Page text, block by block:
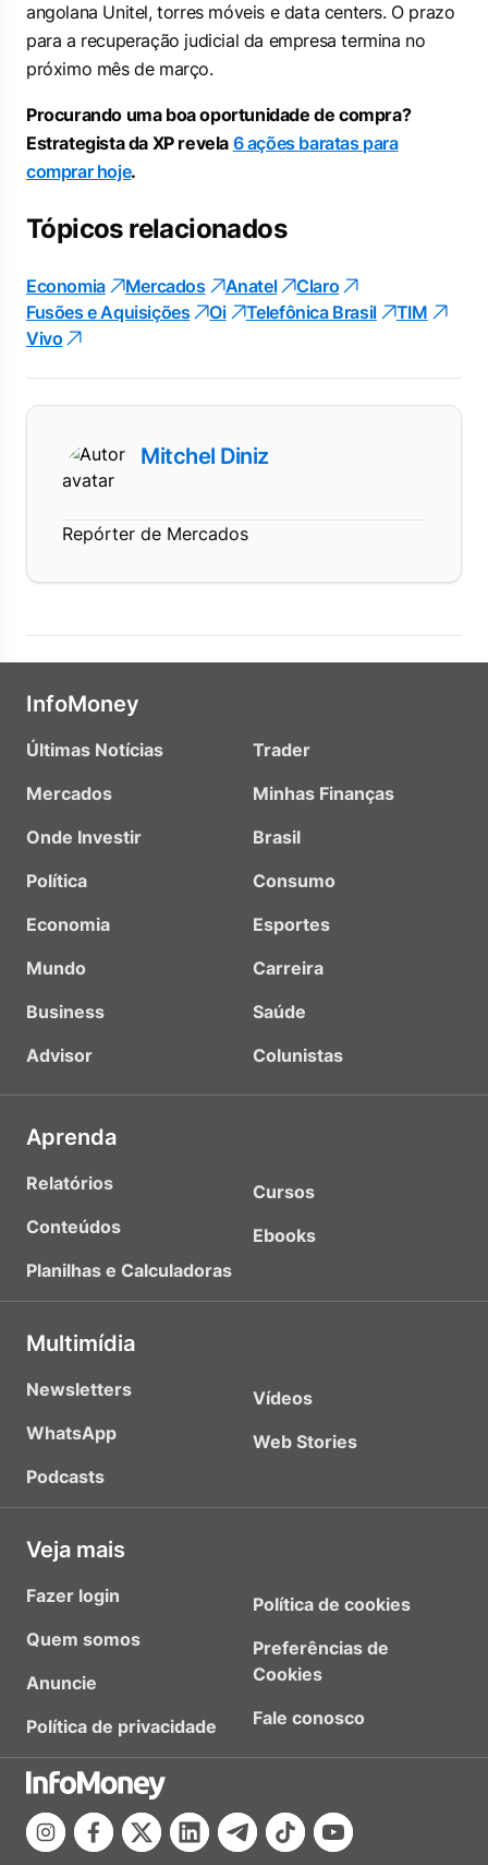
angolana Unitel, torres móveis e data centers. O prazo
para a recuperação judicial da empresa termina no
próximo mês de março.
Procurando uma boa oportunidade de compra?
Estrategista da XP revela 6 ações baratas para
comprar hoje.
Tópicos relacionados
Economia Mercados Anatel
Claro
Fusões e Aquisições
Oi Telefônica Brasil
TIM
Vivo
Mitchel Diniz
Repórter de Mercados
InfoMoney
Últimas Notícias
Mercados
Onde Investir
Política
Economia
Mundo
Business
Advisor
Trader
Minhas Finanças
Brasil
Consumo
Esportes
Carreira
Saúde
Colunistas
Aprenda
Relatórios
Conteúdos
Planilhas e Calculadoras
Cursos
Ebooks
Multimídia
Newsletters
WhatsApp
Podcasts
Vídeos
Web Stories
Veja mais
Fazer login
Quem somos
Anuncie
Política de privacidade
Política de cookies
Preferências de
Cookies
Fale conosco